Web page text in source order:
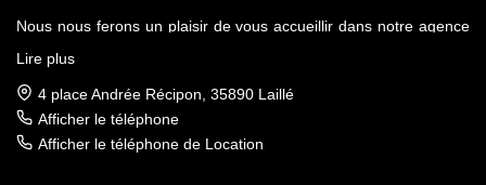
Nous nous ferons un plaisir de vous accueillir dans notre agence
sur l'axe Rennes-Nantes.
Réputés pour notre sérieux et notre déontologie, membre de la
FNAIM et du Fichier commun Exclusivité AMEPI nous saurons
Lire plus
4 place Andrée Récipon, 35890 Laillé
Afficher le téléphone
Afficher le téléphone de Location